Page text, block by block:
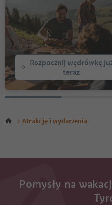
17
18
19
21
22
23
24
25
26
29
Rozpocznij wędrówkę
teraz
Atrakcje i wydarzenia
Pomysły na